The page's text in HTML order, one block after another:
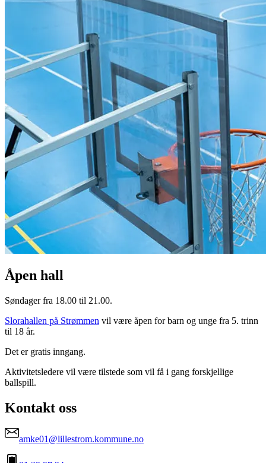
Åpen hall
Søndager fra 18.00 til 21.00.
Slorahallen på Strømmen vil være åpen for barn og unge fra 5. trinn
til 18 år.
Det er gratis inngang.
Aktivitetsledere vil være tilstede som vil få i gang forskjellige
ballspill.
Kontakt oss
amke01@lillestrom.kommune.no